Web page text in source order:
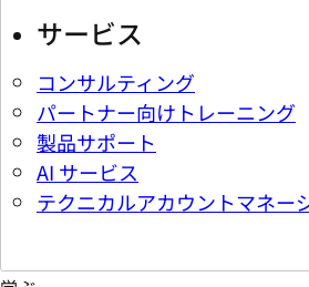
サービス
コンサルティング
パートナー向けトレーニング
製品サポート
AI サービス
テクニカルアカウントマネー